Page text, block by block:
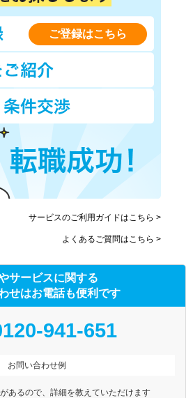
ご登録はこちら
サービスのご利用ガイドはこちら >
よくあるご質問はこちら >
サービスに関する
せはお電話も便利です
941-651
お問い合わせ例
あるので、詳細を教えていただけます